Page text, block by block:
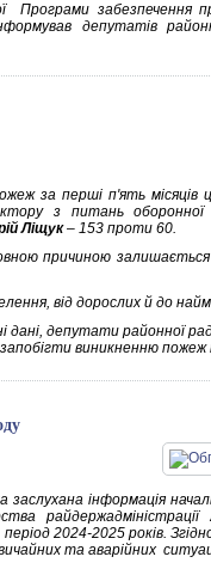
забезпечення
депутатів
за перші п'ять місяців
з питань
Ліщук– 153 проти 60.
причиною
від дорослих й до
депутати районної
виникненню
інформація
райдержадміністрації
2024-2025 років.
та аварійних